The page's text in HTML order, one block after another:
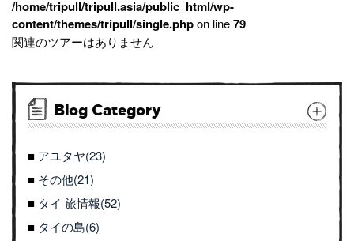
/home/tripull/tripull.asia/public_html/wp-
content/themes/tripull/single.phpon line79
関連のツアーはありません
Blog Category
アユタヤ(23)
その他(21)
タイ 旅情報(52)
タイの島(6)